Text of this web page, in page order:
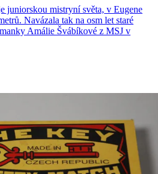
juniorskou mistryní světa, v Eugene
Navázala tak na osm let staré
Amálie Švábíkové z MSJ v